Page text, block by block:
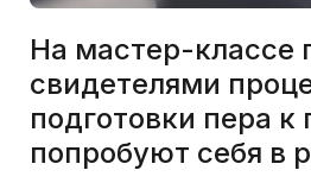
На мастер-классе
свидетелями
подготовки пера к
попробуют себя в